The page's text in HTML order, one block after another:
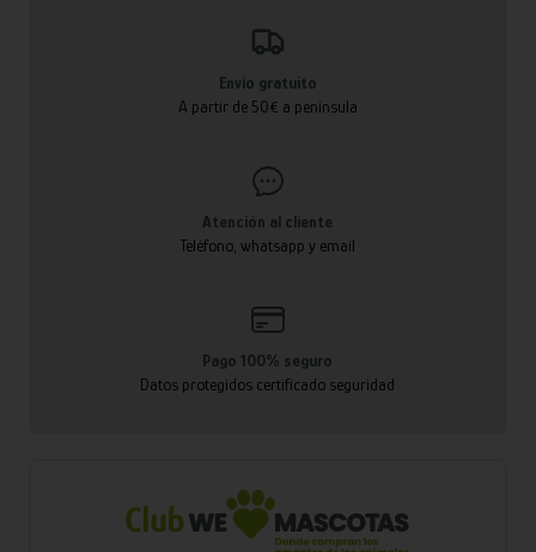
Envío gratuito
A partir de 50€ a península
Atención al cliente
Teléfono, whatsapp y email
Pago 100% seguro
Datos protegidos certificado seguridad